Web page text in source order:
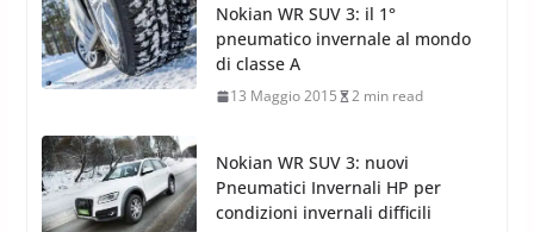
Nokian WR SUV 3: il 1°
pneumatico invernale al mondo
di classe A
13 Maggio 2015 2 min read
Nokian WR SUV 3: nuovi
Pneumatici Invernali HP per
condizioni invernali difficili